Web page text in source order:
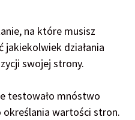
na które musisz
jakiekolwiek działania
swojej strony.
testowało mnóstwo
wartości stron.